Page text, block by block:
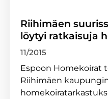
Riihimäen
löytyi ratkaisuja
11/2015
Espoon Homekoirat
Riihimäen